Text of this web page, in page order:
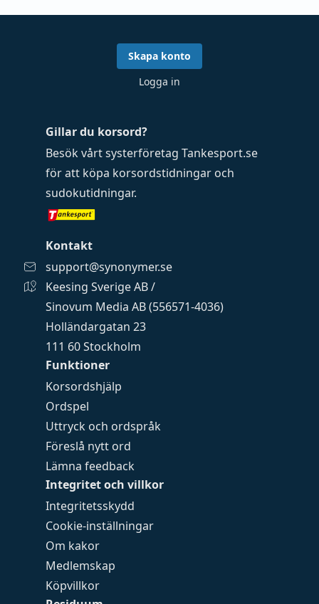
Funktioner
Korsordshjälp
Ordspel
Uttryck och ordspråk
Föreslå nytt ord
Lämna feedback
Integritet och villkor
Integritetsskydd
Cookie-inställningar
Om kakor
Medlemskap
Köpvillkor
Gillar du korsord?
Besök vårt systerföretag Tankesport.se
för att köpa korsordstidningar och
sudokutidningar.
Kontakt
support@synonymer.se
Keesing Sverige AB /
Sinovum Media AB (556571-4036)
Holländargatan 23
111 60 Stockholm
Skapa konto
Logga in